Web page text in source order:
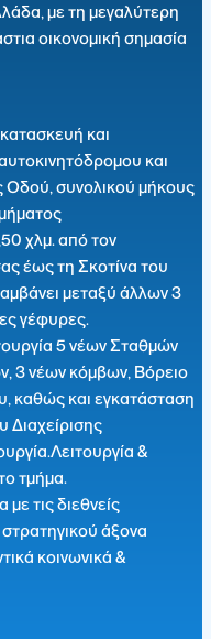
με τη μεγαλύτερη
οικονομική σημασία
και
και
Οδού, συνολικού μήκους
χλμ. από τον
έως τη Σκοτίνα του
μεταξύ άλλων 3
γέφυρες.
5 νέων Σταθμών
3 νέων κόμβων, Βόρειο
καθώς και εγκατάσταση
Διαχείρισης
&
τμήμα.
τις διεθνείς
άξονα
κοινωνικά &